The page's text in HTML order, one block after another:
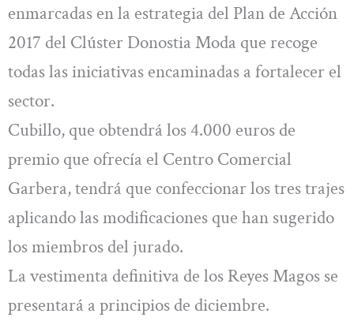
enmarcadas en la estrategia del Plan de Acción
2017 del Clúster Donostia Moda que recoge
todas las iniciativas encaminadas a fortalecer el
sector.
Cubillo, que obtendrá los 4.000 euros de
premio que ofrecía el Centro Comercial
Garbera, tendrá que confeccionar los tres trajes
aplicando las modificaciones que han sugerido
los miembros del jurado.
La vestimenta definitiva de los Reyes Magos se
presentará a principios de diciembre.